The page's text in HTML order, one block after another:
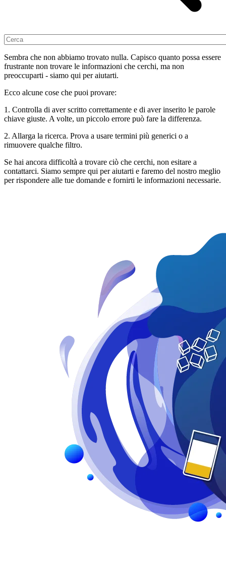
Sembra che non abbiamo trovato nulla. Capisco quanto possa essere
frustrante non trovare le informazioni che cerchi, ma non
preoccuparti - siamo qui per aiutarti.
Ecco alcune cose che puoi provare:
1. Controlla di aver scritto correttamente e di aver inserito le parole
chiave giuste. A volte, un piccolo errore può fare la differenza.
2. Allarga la ricerca. Prova a usare termini più generici o a
rimuovere qualche filtro.
Se hai ancora difficoltà a trovare ciò che cerchi, non esitare a
contattarci. Siamo sempre qui per aiutarti e faremo del nostro meglio
per rispondere alle tue domande e fornirti le informazioni necessarie.